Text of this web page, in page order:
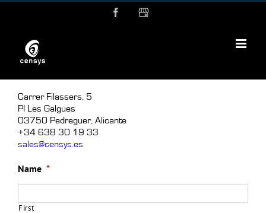
FacebookMyBusiness
Carrer Filassers, 5
PI Les Galgues
03750 Pedreguer, Alicante
+34 638 30 19 33
sales@censys.es
Name *
First